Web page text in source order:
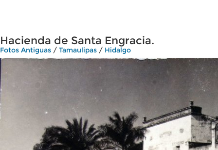
Hacienda de Santa Engracia.
Fotos Antiguas / Tamaulipas / Hidalgo